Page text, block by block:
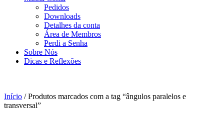
Pedidos
Downloads
Detalhes da conta
Área de Membros
Perdi a Senha
Sobre Nós
Dicas e Reflexões
Início / Produtos marcados com a tag “ângulos paralelos e
transversal”